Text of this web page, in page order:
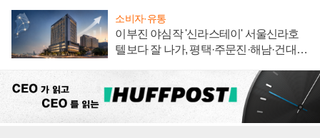
소비자·유통
이부진 야심작 '신라스테이' 서울신라호
텔보다 잘 나가, 평택·주문진·해남·건대로